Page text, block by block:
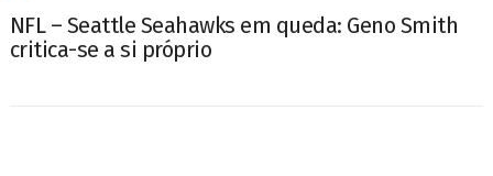
NFL – Seattle Seahawks em queda: Geno Smith
critica-se a si próprio